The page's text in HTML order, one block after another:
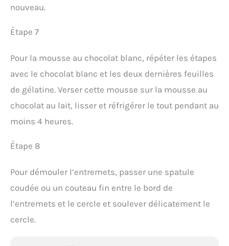
nouveau.
Étape 7
Pour la mousse au chocolat blanc, répéter les étapes
avec le chocolat blanc et les deux dernières feuilles
de gélatine. Verser cette mousse sur la mousse au
chocolat au lait, lisser et réfrigérer le tout pendant au
moins 4 heures.
Étape 8
Pour démouler l’entremets, passer une spatule
coudée ou un couteau fin entre le bord de
l’entremets et le cercle et soulever délicatement le
cercle.